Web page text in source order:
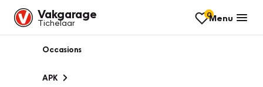
Vakgarage
Tichelaar
0Menu
Occasions
APK